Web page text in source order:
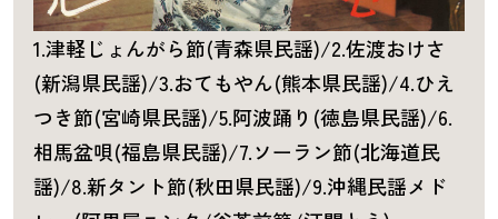
1.津軽じょんがら節(青森県民謡)/2.佐渡おけさ
(新潟県民謡)/3.おてもやん(熊本県民謡)/4.ひえ
つき節(宮崎県民謡)/5.阿波踊り(徳島県民謡)/6.
相馬盆唄(福島県民謡)/7.ソーラン節(北海道民
謡)/8.新タント節(秋田県民謡)/9.沖縄民謡メド